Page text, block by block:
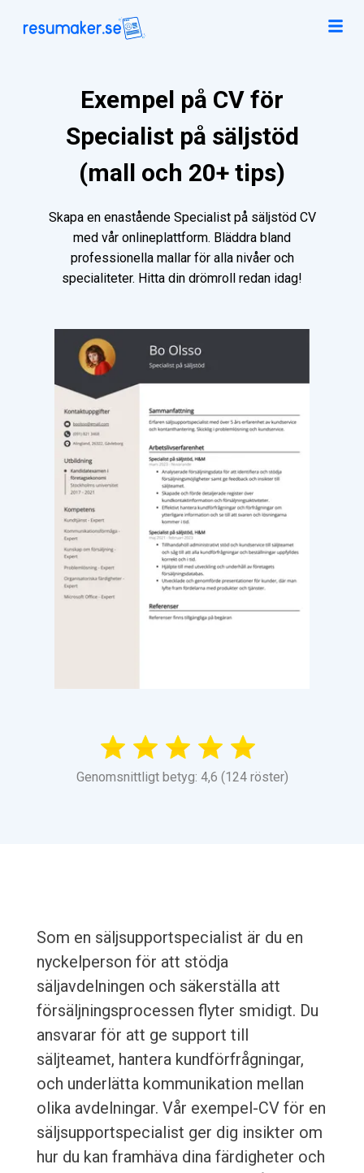
Exempel på CV för
Specialist på säljstöd
(mall och 20+ tips)
Skapa en enastående Specialist på säljstöd CV
med vår onlineplattform. Bläddra bland
professionella mallar för alla nivåer och
specialiteter. Hitta din drömroll redan idag!
Genomsnittligt betyg: 4,6 (124 röster)
Som en säljsupportspecialist är du en
nyckelperson för att stödja
säljavdelningen och säkerställa att
försäljningsprocessen flyter smidigt. Du
ansvarar för att ge support till
säljteamet, hantera kundförfrågningar,
och underlätta kommunikation mellan
olika avdelningar. Vår exempel-CV för en
säljsupportspecialist ger dig insikter om
hur du kan framhäva dina färdigheter och